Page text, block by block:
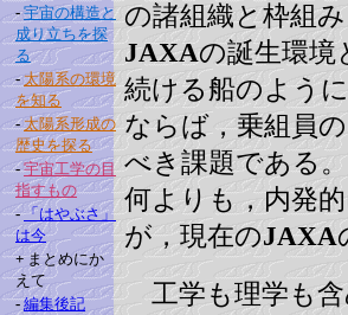
- 宇宙の構造と
成り立ちを探
る
- 太陽系の環境
を知る
- 太陽系形成の
歴史を探る
- 宇宙工学の目
指すもの
- 「はやぶさ」
は今
+まとめにか
えて
- 編集後記
の諸組織と枠組
JAXAの誕生環境
続ける船のよう
ならば，乗組員
べき課題である
何よりも，内発
が，現在のJAXA
工学も理学も含